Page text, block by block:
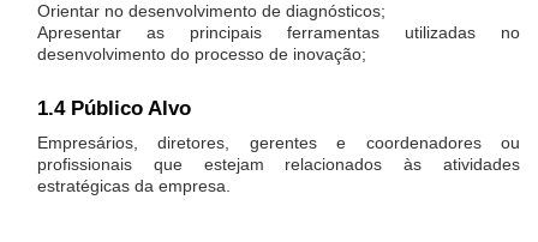
Orientar no desenvolvimento de diagnósticos;
Apresentar as principais ferramentas utilizadas no
desenvolvimento do processo de inovação;
1.4 Público Alvo
Empresários, diretores, gerentes e coordenadores ou
profissionais que estejam relacionados às atividades
estratégicas da empresa.